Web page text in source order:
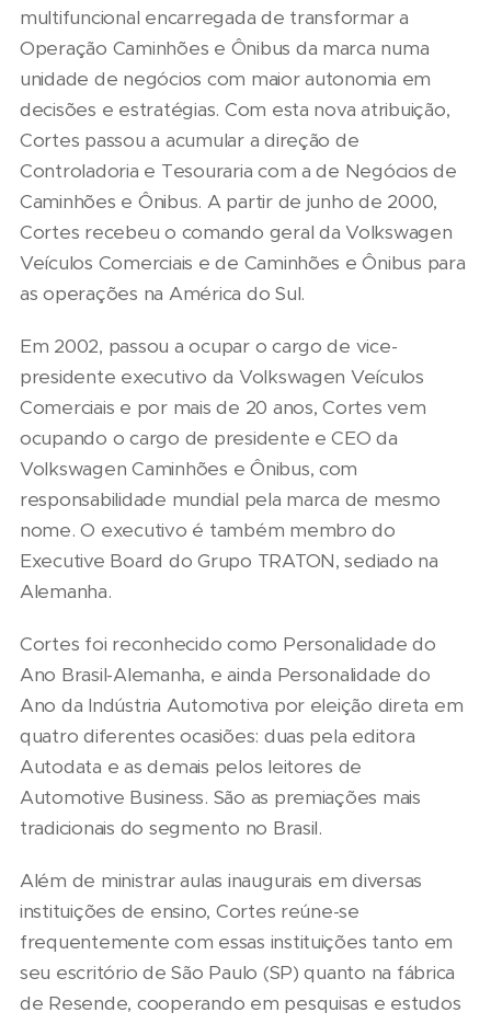
multifuncional encarregada de transformar a
Operação Caminhões e Ônibus da marca numa
unidade de negócios com maior autonomia em
decisões e estratégias. Com esta nova atribuição,
Cortes passou a acumular a direção de
Controladoria e Tesouraria com a de Negócios de
Caminhões e Ônibus. A partir de junho de 2000,
Cortes recebeu o comando geral da Volkswagen
Veículos Comerciais e de Caminhões e Ônibus para
as operações na América do Sul.
Em 2002, passou a ocupar o cargo de vice-
presidente executivo da Volkswagen Veículos
Comerciais e por mais de 20 anos, Cortes vem
ocupando o cargo de presidente e CEO da
Volkswagen Caminhões e Ônibus, com
responsabilidade mundial pela marca de mesmo
nome. O executivo é também membro do
Executive Board do Grupo TRATON, sediado na
Alemanha.
Cortes foi reconhecido como Personalidade do
Ano Brasil-Alemanha, e ainda Personalidade do
Ano da Indústria Automotiva por eleição direta em
quatro diferentes ocasiões: duas pela editora
Autodata e as demais pelos leitores de
Automotive Business. São as premiações mais
tradicionais do segmento no Brasil.
Além de ministrar aulas inaugurais em diversas
instituições de ensino, Cortes reúne-se
frequentemente com essas instituições tanto em
seu escritório de São Paulo (SP) quanto na fábrica
de Resende, cooperando em pesquisas e estudos